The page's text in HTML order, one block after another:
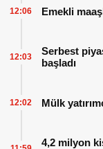
Emekli
12:06
Serbest
başladı
12:03
Mülk
12:02
4,2 milyon